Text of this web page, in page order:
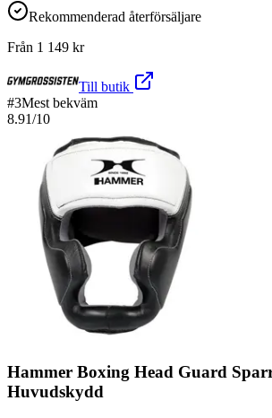
Rekommenderad återförsäljare
Från 1 149 kr
Till butik
#3Mest bekväm
8.91/10
Hammer Boxing Head Guard
Huvudskydd